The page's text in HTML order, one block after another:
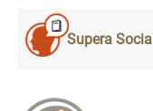
Supera Social